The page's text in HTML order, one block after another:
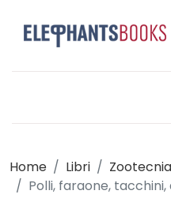
Home Libri
Polli, faraone,